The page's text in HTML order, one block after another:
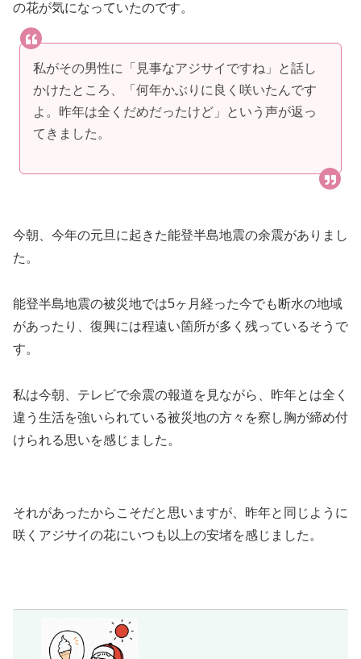
の花が気になっていたのです。
私がその男性に「見事なアジサイですね」と話し
かけたところ、「何年かぶりに良く咲いたんです
よ。昨年は全くだめだったけど」という声が返っ
てきました。
今朝、今年の元旦に起きた能登半島地震の余震がありまし
た。
能登半島地震の被災地では5ヶ月経った今でも断水の地域
があったり、復興には程遠い箇所が多く残っているそうで
す。
私は今朝、テレビで余震の報道を見ながら、昨年とは全く
違う生活を強いられている被災地の方々を察し胸が締め付
けられる思いを感じました。
それがあったからこそだと思いますが、昨年と同じように
咲くアジサイの花にいつも以上の安堵を感じました。